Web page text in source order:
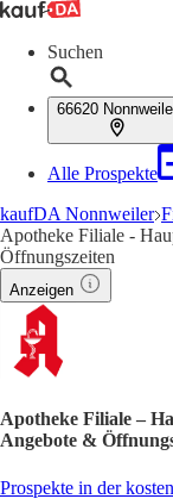
Suchen
66620
Alle Prospekte
kaufDA Nonnweiler
Apotheke Filiale -
Öffnungszeiten
Anzeigen
Apotheke Filiale –
Angebote &
Prospekte in der